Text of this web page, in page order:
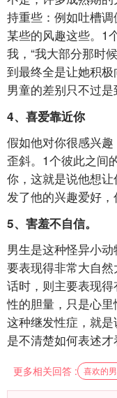
持重些：例如吐槽
某些的风趣这些。1
我，“我大部分那时
到最终全是让她积
男童的差别只不过是
4、喜爱靠近你
假如他对你很感兴
歪斜。1个彼此之间
你，这就是说他想
发了他的兴趣爱好
5、害羞不自信。
男生是这种怪异小
要表现得非常大自
话时，则主要表现
性的胆量，只是心
这种继发性症，就
是不清楚如何表述才
更多相关回答 : 喜欢的